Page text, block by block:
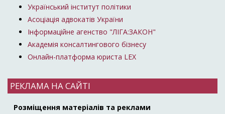
Український інститут політики
Асоціація адвокатів України
Інформаційне агенство "ЛІГА:ЗАКОН"
Академія консалтингового бізнесу
Онлайн-платформа юриста LEX
РЕКЛАМА НА САЙТІ
Розміщення матеріалів та реклами